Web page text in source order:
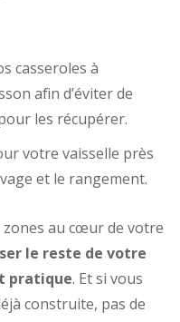
casseroles à
afin d’éviter de
les récupérer.
votre vaisselle près
et le rangement.
zones au cœur de votre
le reste de votre
pratique. Et si vous
construite, pas de